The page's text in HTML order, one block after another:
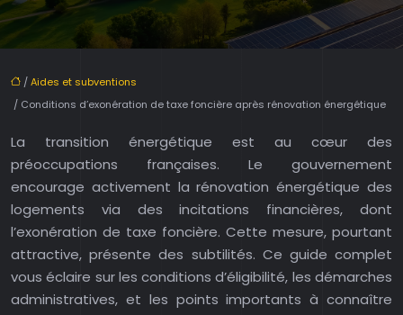
/Aides et subventions
/ Conditions d’exonération de taxe foncière après rénovation énergétique
La transition énergétique est au cœur des
préoccupations françaises. Le gouvernement
encourage activement la rénovation énergétique des
logements via des incitations financières, dont
l’exonération de taxe foncière. Cette mesure, pourtant
attractive, présente des subtilités. Ce guide complet
vous éclaire sur les conditions d’éligibilité, les démarches
administratives, et les points importants à connaître